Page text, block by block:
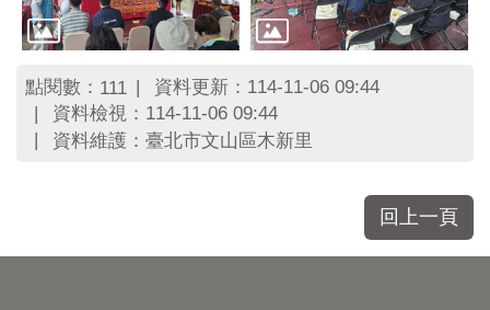
點閱數： 111
資料更新：114-11-06 09:44
資料檢視：114-11-06 09:44
資料維護：臺北市文山區木新里
回上一頁